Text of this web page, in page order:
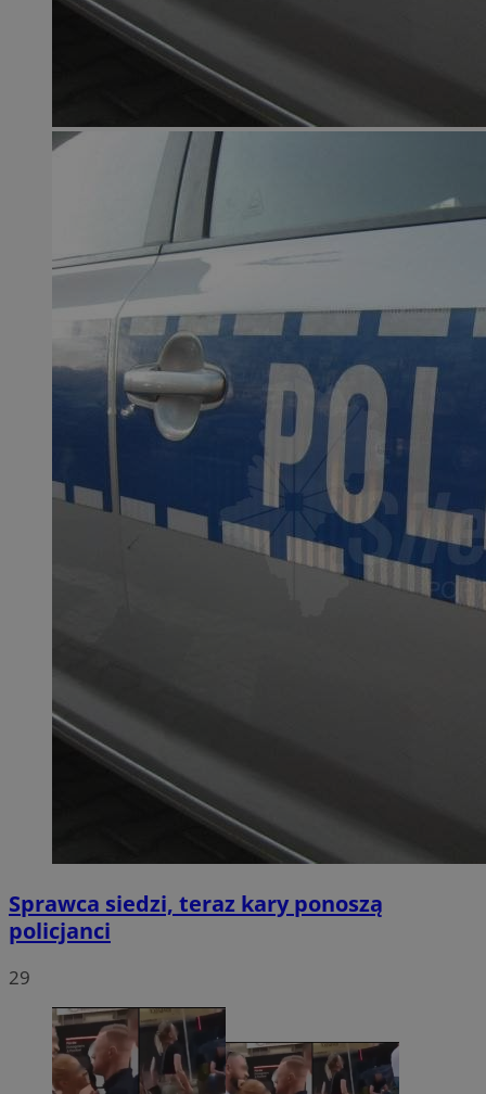
Sprawca siedzi, teraz kary ponoszą
policjanci
29